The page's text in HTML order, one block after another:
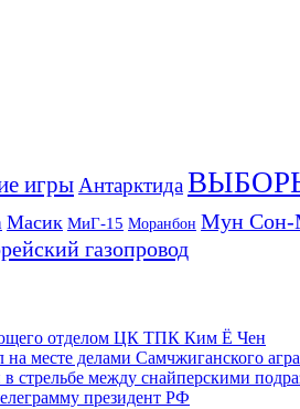
игры Антарктида
Масик МиГ-15 Моранбон Мун
газопровод
отделом ЦК ТПК Ким Ё Чен
месте делами Самчжиганского
между снайперскими
президент РФ